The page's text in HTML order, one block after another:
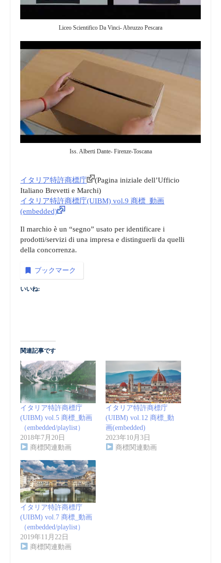
Liceo Scientifico Da Vinci- Abruzzo Pescara
Iss. Alberti Dante- Firenze-Toscana
イタリア特許商標庁
(Pagina iniziale dell’Ufficio
Italiano Brevetti e Marchi)
イタリア特許商標庁(UIBM) vol.9 商標_動画
(embedded)
Il marchio è un “segno” usato per identificare i
prodotti/servizi di una impresa e distinguerli da quelli
della concorrenza.
ブックマーク
いいね:
関連記事です
イタリア特許商標庁
(UIBM) vol.5 商標_動画
（embedded/playlist）
2018年7月20日
商標関連動画
イタリア特許商標庁
(UIBM) vol.12 商標_動
画(embedded)
2023年10月3日
商標関連動画
イタリア特許商標庁
(UIBM) vol.7 商標_動画
（embedded/playlist）
2019年11月22日
商標関連動画